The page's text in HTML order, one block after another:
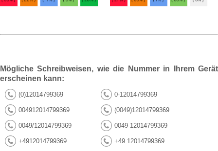
Mögliche Schreibweisen, wie die Nummer in Ihrem Gerät
erscheinen kann:
(0)12014799369 0-12014799369
004912014799369 (0049)12014799369
0049/12014799369 0049-12014799369
+4912014799369 +49 12014799369